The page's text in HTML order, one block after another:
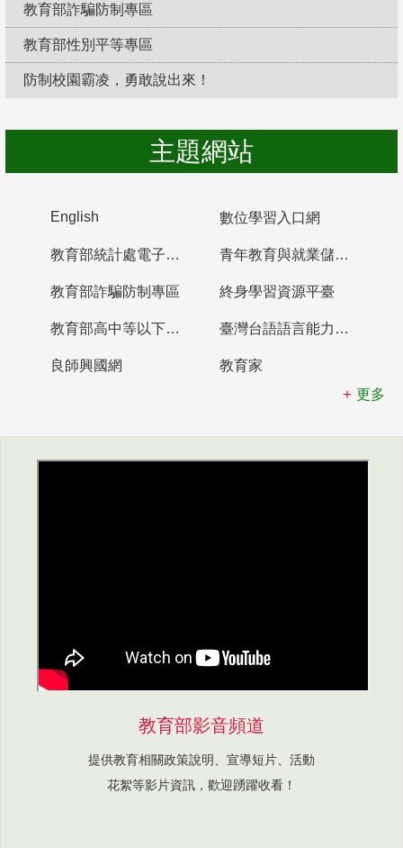
教育部詐騙防制專區
教育部性別平等專區
防制校園霸凌，勇敢說出來！
主題網站
English 數位學習入口網
教育部統計處電子書櫃 青年教育與就業儲蓄帳戶
教育部詐騙防制專區 終身學習資源平臺
教育部高中等以下學校及幼兒園教師資格檢定考試 臺灣台語語言能力認證網站
良師興國網
教育家
更多
教育部影音頻道
提供教育相關政策說明、宣導短片、活動
花絮等影片資訊，歡迎踴躍收看！